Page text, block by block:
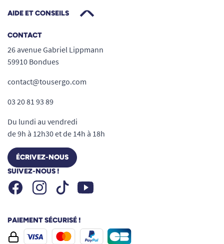
AIDE ET CONSEILS
CONTACT
26 avenue Gabriel Lippmann
59910 Bondues
contact@tousergo.com
03 20 81 93 89
Du lundi au vendredi
de 9h à 12h30 et de 14h à 18h
ÉCRIVEZ-NOUS
SUIVEZ-NOUS !
FacebookInstagramTiktok Youtube
PAIEMENT SÉCURISÉ !